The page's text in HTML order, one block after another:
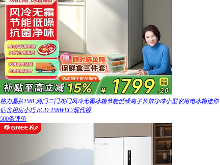
格力晶弘198L两门二门双门风冷无霜冰箱节能低噪离子长效净味小型家用电冰箱迷你
宿舍租房小巧 BCD-198WEC/现代银
500条评价